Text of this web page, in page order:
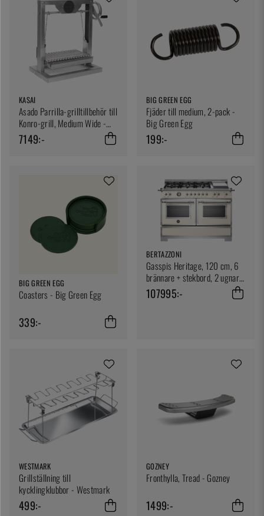
KASAI
Asado Parrilla-grilltillbehör till
Konro-grill, Medium Wide -
Kasai
7149:-
BIG GREEN EGG
Fjäder till medium, 2-pack -
Big Green Egg
199:-
BIG GREEN EGG
Coasters - Big Green Egg
339:-
BERTAZZONI
Gasspis Heritage, 120 cm, 6
brännare + stekbord, 2 ugnar,
Elfenbensvit - Bertazz
107995:-
WESTMARK
Grillställning till
kycklingklubbor - Westmark
499:-
GOZNEY
Fronthylla, Tread - Gozney
1499:-